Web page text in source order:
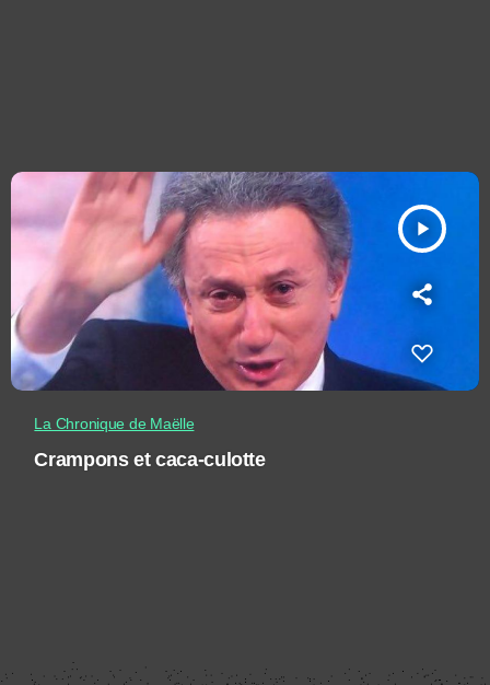
play_arrow
La Chronique de Maëlle
Crampons et caca-culotte